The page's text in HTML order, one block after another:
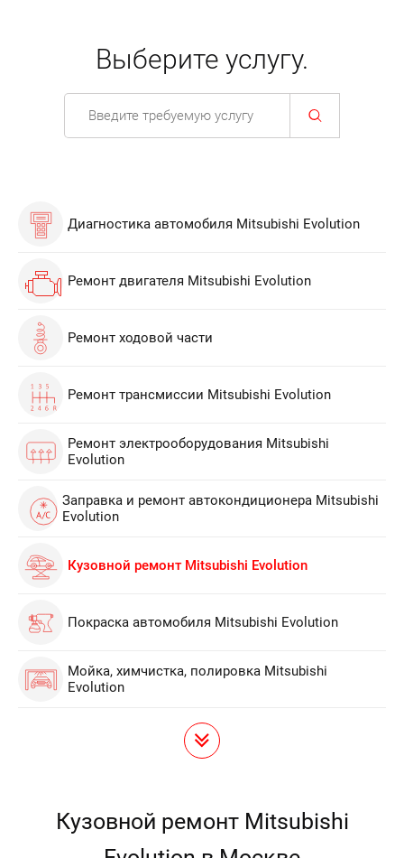
Выберите услугу.
Диагностика автомобиля Mitsubishi Evolution
Ремонт двигателя Mitsubishi Evolution
Ремонт ходовой части
Ремонт трансмиссии Mitsubishi Evolution
Ремонт электрооборудования Mitsubishi
Evolution
Заправка и ремонт автокондиционера Mitsubishi
Evolution
Кузовной ремонт Mitsubishi Evolution
Покраска автомобиля Mitsubishi Evolution
Мойка, химчистка, полировка Mitsubishi
Evolution
Кузовной ремонт Mitsubishi